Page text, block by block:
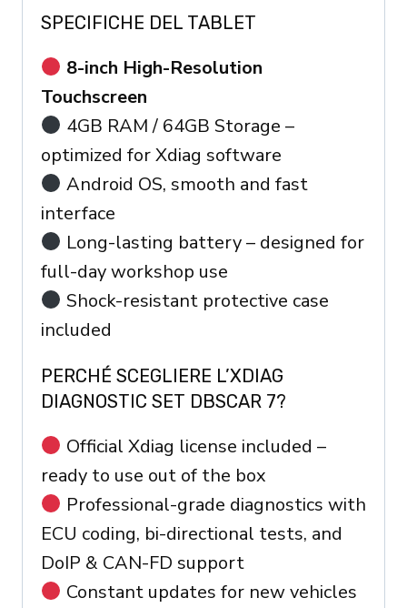
SPECIFICHE DEL TABLET
8-inch High-Resolution
Touchscreen
4GB RAM / 64GB Storage –
optimized for Xdiag software
Android OS, smooth and fast
interface
Long-lasting battery – designed for
full-day workshop use
Shock-resistant protective case
included
PERCHÉ SCEGLIERE L’XDIAG
DIAGNOSTIC SET DBSCAR 7?
Official Xdiag license included –
ready to use out of the box
Professional-grade diagnostics with
ECU coding, bi-directional tests, and
DoIP & CAN-FD support
Constant updates for new vehicles